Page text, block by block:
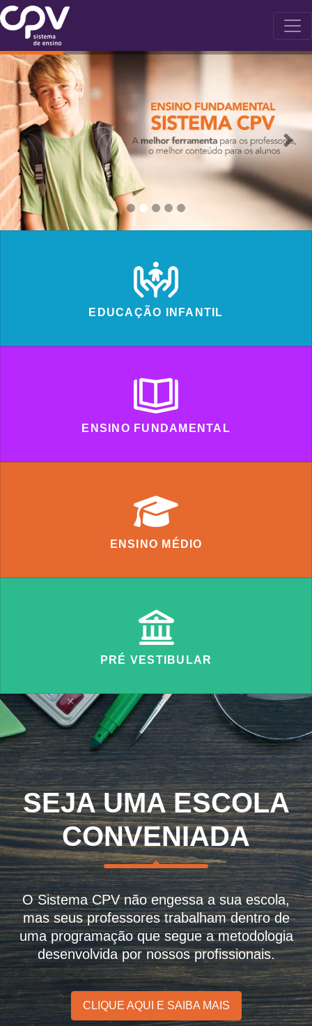
EDUCAÇÃO INFANTIL
ENSINO FUNDAMENTAL
ENSINO MÉDIO
PRÉ VESTIBULAR
SEJA UMA ESCOLA
CONVENIADA
O Sistema CPV não engessa a sua escola,
mas seus professores trabalham dentro de
uma programação que segue a metodologia
desenvolvida por nossos profissionais.
CLIQUE AQUI E SAIBA MAIS